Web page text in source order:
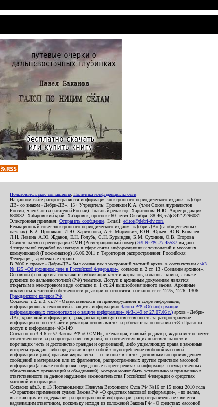
Пользовательское соглашение Политика конфиденциальности
На данном сайте распространяется информация электронного периодического издания «Дебри-
ДВ» со знаком «Дебри-ДВ». 16+ Учредитель: Пронякин К.А. (член Союза журналистов
России, член Союза писателей России). Главный редактор: Харитонова И.Ю. Адрес редакции:
680032, Хабаровский край, Хабаровск, проспект 60-летия Октября, 88-46, т./ф.84212296081.
Электронная приемная: Отправить сообщение . E-mail: editor@debri-dv.com
Редакционный совет электронного периодического издания «Дебри-ДВ» (на общественных
началах): К.А. Пронякин, И.Ю. Харитонова, А.Э. Мирмович, Ю.Н. Юрьев, Ю.В. Ковалев,
Л.Н. Левина, А.Ю. Жданов, Е.Н. Голубь, С.Н. Бурындин, Б.М. Сухинин, О.В. Егорова
Свидетельство о регистрации СМИ (Регистрационный номер) ЭЛ № ФС77-45537 выдано
Федеральной службой по надзору в сфере связи, информационных технологий и массовых
коммуникаций (Роскомнадзор) 16.06.2011 г. Территория распространения: Российская
Федерация, зарубежные страны.
В 2006 г. проект «Дебри-ДВ» был создан как электронный частный архив, в соответствии с ФЗ
№ 125 «Об архивном деле в Российской Федерации» , согласно п. 2 ст. 13 «Создание архивов».
Основной фонд архива составляют публикации газет и журналов, изданные книги, а также
рукописи по дальневосточной (РФ) тематике. Доступ к архивным документам является
открытым в электронном виде, согласно п. 1 ст. 24 вышеобозначенного закона. Архивные
документы к частной собственности редакции не относятся, согласно ст.ст. 1275, 1276, 1306
Гражданского кодекса РФ
Согласно ч.2. п.3. ст.17 «Ответственность за правонарушения в сфере информации,
информационных технологий и защиты информации» Закона РФ «Об информации,
информационных технологиях и о защите информации» (ФЗ-149 от 27.07.06 г.) архив «Дебри-
ДВ», хранящий информацию, гражданско-правовую ответственность за распространение
информации не несет. Сайт и редакция основываются и работают на основании ст.8 «Право на
доступ к информации» ФЗ-149.
Согласно пп.3,4,6 ст.57 Закона РФ «О СМИ», «Редакция, главный редактор, журналист не несут
ответственности за распространение сведений, не соответствующих действительности и
порочащих честь и достоинство граждан и организаций, либо ущемляющих права и законные
интересы граждан, либо представляющих собой злоупотребление свободой массовой
информации и (или) правами журналиста: ...если они являются дословным воспроизведением
сообщений и материалов или их фрагментов, распространенных другим средством массовой
информации (а также сообщения, переданные в пресс-релизах и информация государственных,
общественных организаций и объединений), которое может быть установлено и привлечено к
ответственности за данное нарушение законодательства Российской Федерации о средствах
массовой информации».
Согласно абз.3, п.13 Постановления Пленума Верховного Суда РФ №16 от 15 июня 2010 года
«О практике применения судами Закона РФ «О средствах массовой информации», «по делам,
вытекающим из содержания распространенной информации, распространитель не является
надлежащим ответчиком, поскольку исходя из положений Закона РФ «О средствах массовой